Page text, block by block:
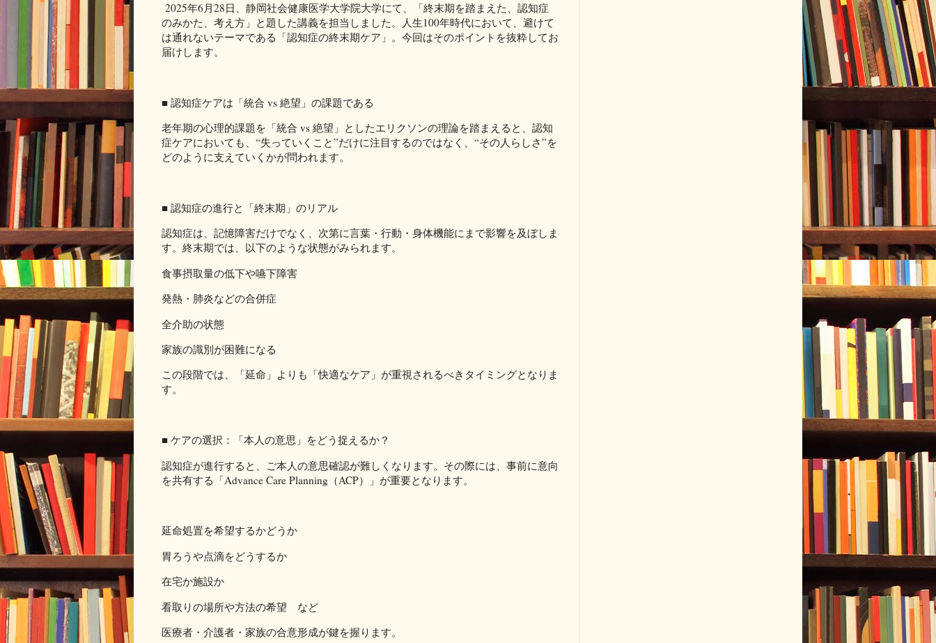
2025年6月28日、静岡社会健康医学大学院大学にて、「終末期を踏まえた、認知症
のみかた、考え方」と題した講義を担当しました。人生100年時代において、避けて
は通れないテーマである「認知症の終末期ケア」。今回はそのポイントを抜粋してお
届けします。
■ 認知症ケアは「統合 vs 絶望」の課題である
老年期の心理的課題を「統合 vs 絶望」としたエリクソンの理論を踏まえると、認知
症ケアにおいても、“失っていくこと”だけに注目するのではなく、“その人らしさ”を
どのように支えていくかが問われます。
■ 認知症の進行と「終末期」のリアル
認知症は、記憶障害だけでなく、次第に言葉・行動・身体機能にまで影響を及ぼしま
す。終末期では、以下のような状態がみられます。
食事摂取量の低下や嚥下障害
発熱・肺炎などの合併症
全介助の状態
家族の識別が困難になる
この段階では、「延命」よりも「快適なケア」が重視されるべきタイミングとなりま
す。
■ ケアの選択：「本人の意思」をどう捉えるか？
認知症が進行すると、ご本人の意思確認が難しくなります。その際には、事前に意向
を共有する「Advance Care Planning（ACP）」が重要となります。
延命処置を希望するかどうか
胃ろうや点滴をどうするか
在宅か施設か
看取りの場所や方法の希望 など
医療者・介護者・家族の合意形成が鍵を握ります。